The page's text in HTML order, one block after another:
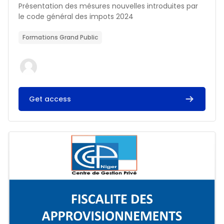
Résumé du cours :
Présentation des mésures nouvelles introduites par
le code général des impots 2024
Formations Grand Public
Get access
Image du cours FISCALITE DES APPROVISIONNEMENTS